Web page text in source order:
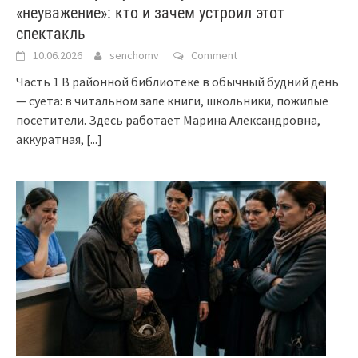
«неуважение»: кто и зачем устроил этот
спектакль
10.06.2026 senchomv Comment
Часть 1 В районной библиотеке в обычный будний день
— суета: в читальном зале книги, школьники, пожилые
посетители. Здесь работает Марина Александровна,
аккуратная, [...]